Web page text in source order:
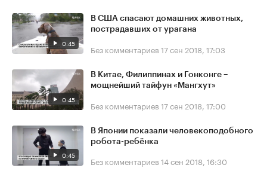
0:45
В США спасают домашних животных,
пострадавших от урагана
Без комментариев 17 сен 2018, 17:03
0:45
В Китае, Филиппинах и Гонконге –
мощнейший тайфун «Мангхут»
Без комментариев 17 сен 2018, 17:00
0:45
В Японии показали человекоподобного
робота-ребёнка
Без комментариев 14 сен 2018, 16:30